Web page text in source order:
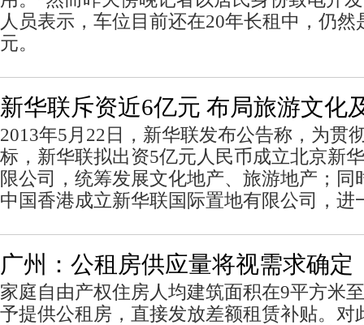
人员表示，车位目前还在20年长租中，仍
元。
新华联斥资近6亿元 布局旅游文化
2013年5月22日，新华联发布公告称，为贯
标，新华联拟出资5亿元人民币成立北京新
限公司，统筹发展文化地产、旅游地产；同
中国香港成立新华联国际置地有限公司，进
广州：公租房供应量将视需求确定
家庭自由产权住房人均建筑面积在9平方米
予提供公租房，直接发放差额租赁补贴。对